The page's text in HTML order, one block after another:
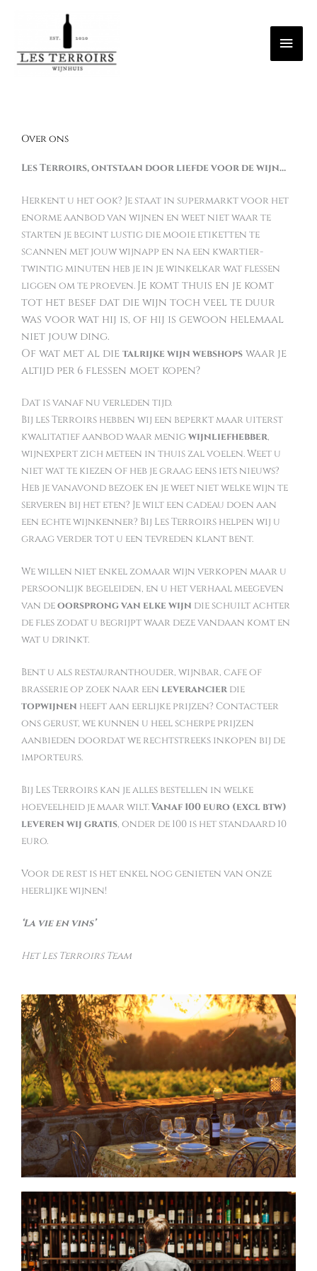
inhoud
Over ons
LesTerroirs, ontstaan door liefde voor de wijn…
Herkent u het ook? Je staat in supermarkt voor het
enorme aanbod van wijnen en weet niet waar te
starten je begint lustig die mooie etiketten te
scannen met jouw wijnapp en na een kwartier-
twintig minuten heb je in je winkelkar wat flessen
liggen om te proeven. Je komt thuis en je komt
tot het besef dat die wijn toch veel te duur
was voor wat hij is, of hij is gewoon helemaal
niet jouw ding.
Of wat met al die talrijke wijn webshops waar je
altijd per 6 flessen moet kopen?
Dat is vanaf nu verleden tijd.
Bij les Terroirs hebben wij een beperkt maar uiterst
kwalitatief aanbod waar menigwijnliefhebber,
wijnexpert zich meteen in thuis zal voelen. Weet u
niet wat te kiezen of heb je graag eens iets nieuws?
Heb je vanavond bezoek en je weet niet welke wijn te
serveren bij het eten? Je wilt een cadeau doen aan
een echte wijnkenner? Bij Les Terroirs helpen wij u
graag verder tot u een tevreden klant bent.
We willen niet enkel zomaar wijn verkopen maar u
persoonlijk begeleiden, en u het verhaal meegeven
van deoorsprong van elke wijn die schuilt achter
de fles zodat u begrijpt waar deze vandaan komt en
wat u drinkt.
Bent u als restauranthouder, wijnbar, cafe of
brasserie op zoek naar een leverancier die
topwijnen heeft aan eerlijke prijzen? Contacteer
ons gerust, we kunnen u heel scherpe prijzen
aanbieden doordat we rechtstreeks inkopen bij de
importeurs.
Bij Les Terroirs kan je alles bestellen in welke
hoeveelheid je maar wilt.Vanaf 100 euro (excl btw)
leveren wij gratis, onder de 100 is het standaard 10
euro.
Voor de rest is het enkel nog genieten van onze
heerlijke wijnen!
‘La vie en vins’
Het Les Terroirs Team